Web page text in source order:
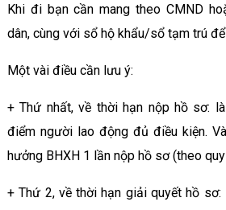
Khi đi bạn cần mang theo CMND
dân, cùng với sổ hộ khẩu/sổ tạm trú
Một vài điều cần lưu ý:
+ Thứ nhất, về thời hạn nộp hồ sơ:
điểm người lao động đủ điều kiện.
hưởng BHXH 1 lần nộp hồ sơ (theo
+ Thứ 2, về thời hạn giải quyết hồ